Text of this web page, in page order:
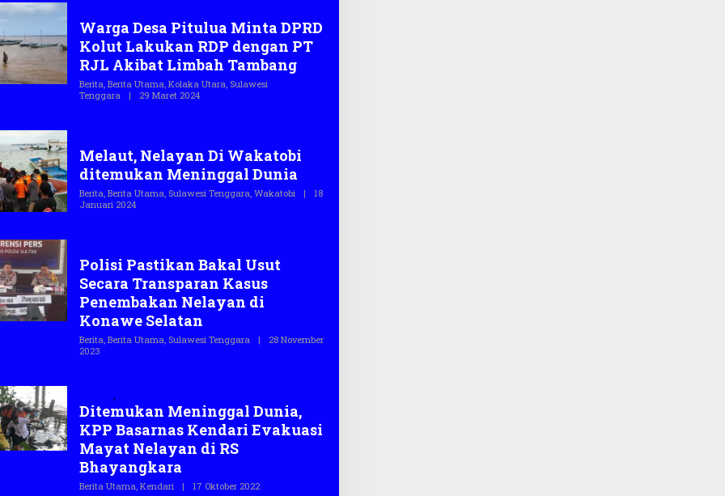
E
G
A
.
C
O
Warga Desa Pitulua Minta DPRD
Kolut Lakukan RDP dengan PT
RJL Akibat Limbah Tambang
Berita, Berita Utama, Kolaka Utara, Sulawesi
Tenggara
| 29 Maret 2024O
E
E
G
A
.
Melaut, Nelayan Di Wakatobi
ditemukan Meninggal Dunia
Berita, Berita Utama, Sulawesi Tenggara, Wakatobi |
18
Januari 2024O
E
E
G
A
.
C
O
Polisi Pastikan Bakal Usut
Secara Transparan Kasus
Penembakan Nelayan di
Konawe Selatan
Berita, Berita Utama, Sulawesi Tenggara |
28 November
2023
E
E
G
A
.
C
O
,
Ditemukan Meninggal Dunia,
KPP Basarnas Kendari Evakuasi
Mayat Nelayan di RS
Bhayangkara
Berita Utama, Kendari | 17 Oktober 2022O